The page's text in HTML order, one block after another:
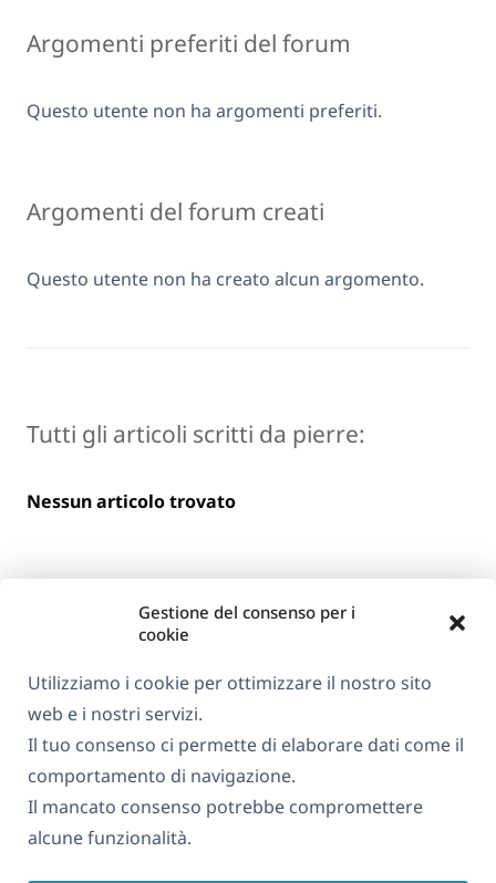
Gestione del consenso per i
cookie
Utilizziamo i cookie per ottimizzare il nostro sito
web e i nostri servizi.
Il tuo consenso ci permette di elaborare dati come il
comportamento di navigazione.
Il mancato consenso potrebbe compromettere
alcune funzionalità.
Argomenti preferiti del forum
Questo utente non ha argomenti preferiti.
Argomenti del forum creati
Questo utente non ha creato alcun argomento.
Tutti gli articoli scritti da pierre:
Nessun articolo trovato
GDPR e Informativa sulla Privacy
Unisciti al nostro team(si